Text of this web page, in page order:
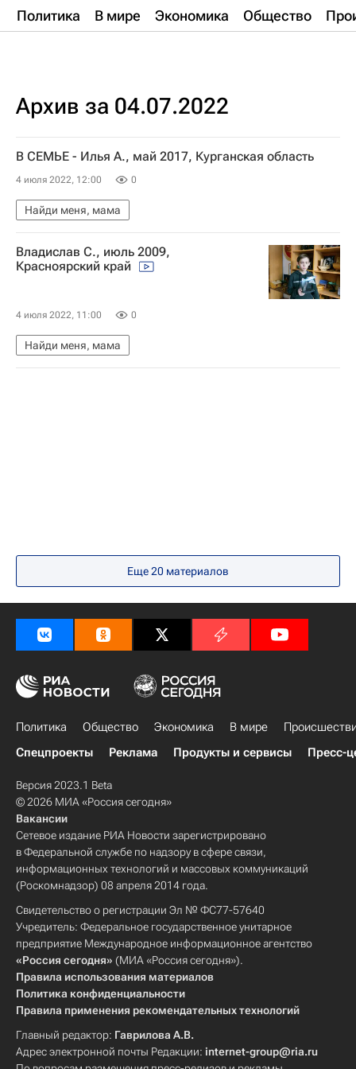
Политика В мире Экономика Общество
Архив за 04.07.2022
В СЕМЬЕ - Илья А., май 2017, Курганская область
4 июля 2022, 12:00 0
Найди меня, мама
Владислав С., июль 2009,
Красноярский край
4 июля 2022, 11:00 0
Найди меня, мама
Еще 20 материалов
Политика Общество Экономика В мире
Спецпроекты
Реклама Продукты и сервисы Пресс-
Версия 2023.1 Beta
© 2026 МИА «Россия сегодня»
Вакансии
Сетевое издание РИА Новости зарегистрировано
в Федеральной службе по надзору в сфере связи,
информационных технологий и массовых коммуникаций
(Роскомнадзор) 08 апреля 2014 года.
Свидетельство о регистрации Эл № ФС77-57640
Учредитель: Федеральное государственное унитарное
предприятие Международное информационное агентство
«Россия сегодня» (МИА «Россия сегодня»).
Правила использования материалов
Политика конфиденциальности
Правила применения рекомендательных технологий
Главный редактор: Гаврилова А.В.
Адрес электронной почты Редакции: internet-group@ria.ru